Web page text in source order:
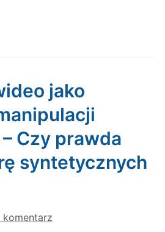
jako
Czy prawda
syntetycznych
komentarzdo